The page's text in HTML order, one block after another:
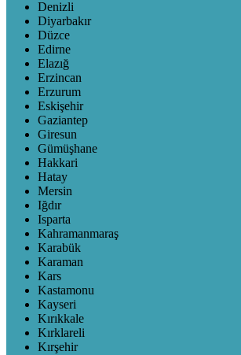
Denizli
Diyarbakır
Düzce
Edirne
Elazığ
Erzincan
Erzurum
Eskişehir
Gaziantep
Giresun
Gümüşhane
Hakkari
Hatay
Mersin
Iğdır
Isparta
Kahramanmaraş
Karabük
Karaman
Kars
Kastamonu
Kayseri
Kırıkkale
Kırklareli
Kırşehir